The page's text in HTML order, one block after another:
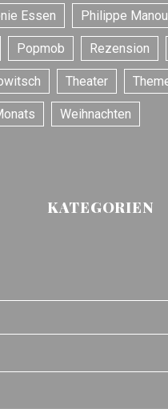
Essen Philippe
Popmob Rezension
Theater
Weihnachten
KATEGORIEN